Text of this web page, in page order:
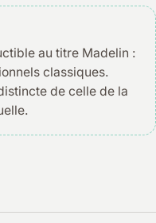
au titre Madelin :
classiques.
de celle de la